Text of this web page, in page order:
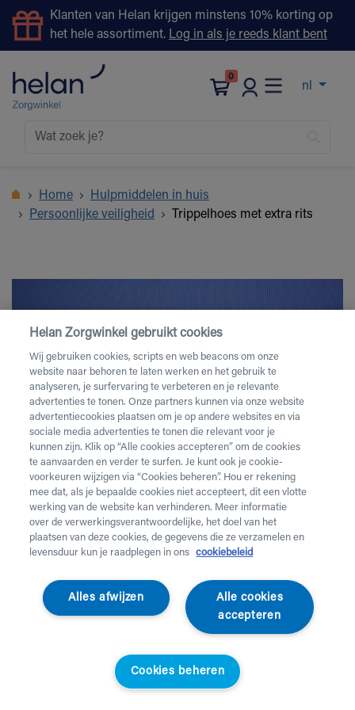
Klanten van Helan krijgen minstens 10% korting op
het hele assortiment. Log in als je reeds klant bent
0
nl
Home
Hulpmiddelen in huis
Persoonlijke veiligheid
Trippelhoes met extra rits
Trippelhoes met extra
Beschermlaken zonder mouwen met extra rits op
Helan Zorgwinkel gebruikt cookies
Wij gebruiken cookies, scripts en web beacons om onze
website naar behoren te laten werken en het gebruik te
analyseren, je surfervaring te verbeteren en je relevante
advertenties te tonen. Onze partners kunnen via onze website
advertentiecookies plaatsen om je op andere websites en via
sociale media advertenties te tonen die relevant voor je
kunnen zijn. Klik op “Alle cookies accepteren” om de cookies
te aanvaarden en verder te surfen. Je kunt ook je cookie-
voorkeuren wijzigen via “Cookies beheren”. Hou er rekening
mee dat, als je bepaalde cookies niet accepteert, dit een vlotte
werking van de website kan verhinderen. Meer informatie
over de verwerkingsverantwoordelijke, het doel van het
plaatsen van deze cookies, de gegevens die ze verzamelen en
levensduur kun je raadplegen in ons
cookiebeleid
Alle cookies
accepteren
Alles afwijzen
Cookies beheren